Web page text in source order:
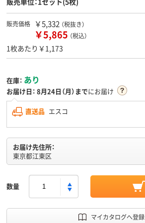
販売価格 ￥5,332 （税抜き）
￥5,865 （税込）
1枚あたり￥1,173
在庫： あり
お届け日： 8月24日（月）までにお届け
直送品 エスコ
お届け先住所：
東京都江東区
数量
マイカタログへ登録